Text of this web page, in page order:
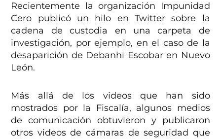
Recientemente la organización Impunidad
Cero publicó un hilo en Twitter sobre la
cadena de custodia en una carpeta de
investigación, por ejemplo, en el caso de la
desaparición de Debanhi Escobar en Nuevo
León.
Más allá de los videos que han sido
mostrados por la Fiscalía, algunos medios
de comunicación obtuvieron y publicaron
otros videos de cámaras de seguridad que